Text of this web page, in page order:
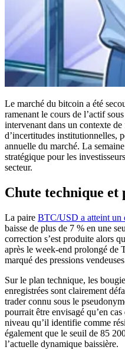
Le marché du bitcoin a été
ramenant le cours de l’actif
intervenant dans un contexte
d’incertitudes institutionnelles,
annuelle du marché. La
stratégique pour les
secteur.
Chute technique et
La paire BTC/USD a atteint un
baisse de plus de 7 % en une
correction s’est produite alors
après le week-end prolongé de
marqué des pressions
Sur le plan technique, les
enregistrées sont clairement
trader connu sous le
pourrait être envisagé qu’en
niveau qu’il identifie comme
également que le seuil de 85
l’actuelle dynamique baissière.